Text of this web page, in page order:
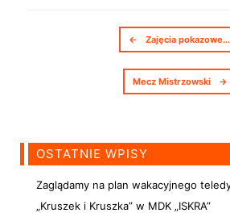
Nawigacja postów
← Zajęcia
Mecz Mistrzowski →
OSTATNIE WPISY
Zaglądamy na plan wakacyjnego
„Kruszek i Kruszka” w MDK „ISKRA”